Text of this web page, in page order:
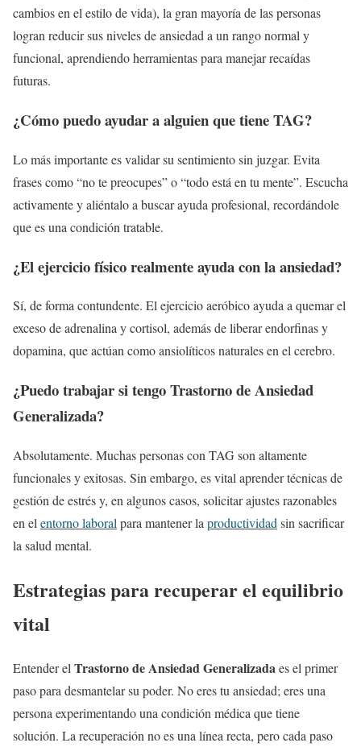
cambios en el estilo de vida), la gran mayoría de las personas
logran reducir sus niveles de ansiedad a un rango normal y
funcional, aprendiendo herramientas para manejar recaídas
futuras.
¿Cómo puedo ayudar a alguien que tiene TAG?
Lo más importante es validar su sentimiento sin juzgar. Evita
frases como “no te preocupes” o “todo está en tu mente”. Escucha
activamente y aliéntalo a buscar ayuda profesional, recordándole
que es una condición tratable.
¿El ejercicio físico realmente ayuda con la ansiedad?
Sí, de forma contundente. El ejercicio aeróbico ayuda a quemar el
exceso de adrenalina y cortisol, además de liberar endorfinas y
dopamina, que actúan como ansiolíticos naturales en el cerebro.
¿Puedo trabajar si tengo Trastorno de Ansiedad
Generalizada?
Absolutamente. Muchas personas con TAG son altamente
funcionales y exitosas. Sin embargo, es vital aprender técnicas de
gestión de estrés y, en algunos casos, solicitar ajustes razonables
en el entorno laboral para mantener la productividad sin sacrificar
la salud mental.
Estrategias para recuperar el equilibrio
vital
Entender el Trastorno de Ansiedad Generalizada es el primer
paso para desmantelar su poder. No eres tu ansiedad; eres una
persona experimentando una condición médica que tiene
solución. La recuperación no es una línea recta, pero cada paso